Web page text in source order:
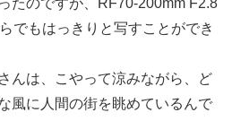
たのですが、RF70-200mm F2.8
でもはっきりと写すことができ
んは、こやって涼みながら、ど
風に人間の街を眺めているんで